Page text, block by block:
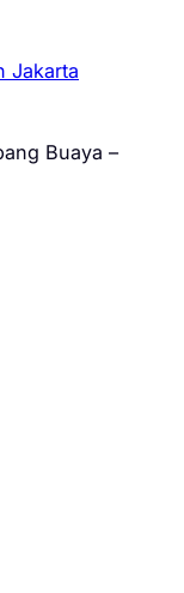
Jakarta
Buaya –